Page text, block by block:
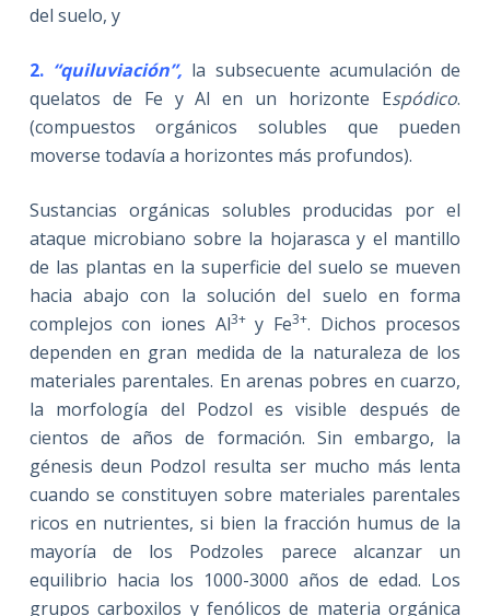
del suelo, y
2. “quiluviación”, la subsecuente acumulación de
quelatos de Fe y Al en un horizonte Espódico.
(compuestos orgánicos solubles que pueden
moverse todavía a horizontes más profundos).
Sustancias orgánicas solubles producidas por el
ataque microbiano sobre la hojarasca y el mantillo
de las plantas en la superficie del suelo se mueven
hacia abajo con la solución del suelo en forma
complejos con iones Al3+y Fe3+. Dichos procesos
dependen en gran medida de la naturaleza de los
materiales parentales. En arenas pobres en cuarzo,
la morfología del Podzol es visible después de
cientos de años de formación. Sin embargo, la
génesis deun Podzol resulta ser mucho más lenta
cuando se constituyen sobre materiales parentales
ricos en nutrientes, si bien la fracción humus de la
mayoría de los Podzoles parece alcanzar un
equilibrio hacia los 1000-3000 años de edad. Los
grupos carboxilos y fenólicos de materia orgánica